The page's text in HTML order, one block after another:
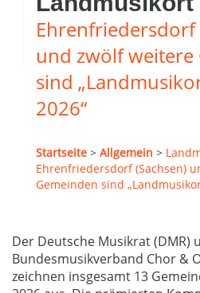
Ehrenfriedersdorf
und zwölf weitere
sind
2026“
Startseite > Allgemein >
Ehrenfriedersdorf (Sachsen)
Gemeinden sind
Der Deutsche Musikrat (DMR)
Bundesmusikverband Chor &
zeichnen insgesamt 13